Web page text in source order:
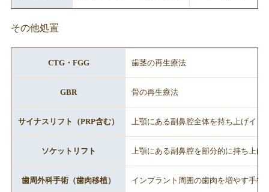
その他処置
CTG・FGG 歯茎の再生療法
GBR 骨の再生療法
サイナスリフト（PRP含む） 上顎にある副鼻腔全体を持ち上げイン
ソケットリフト 上顎にある副鼻腔を部分的に持ち上げ
歯周外科手術（歯肉移植） インプラント周囲の歯肉を増やす手術